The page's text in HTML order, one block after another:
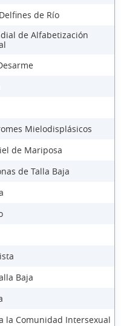
de Río
de Alfabetización
Mielodisplásicos
de Mariposa
de Talla Baja
Baja
la Comunidad Intersexual